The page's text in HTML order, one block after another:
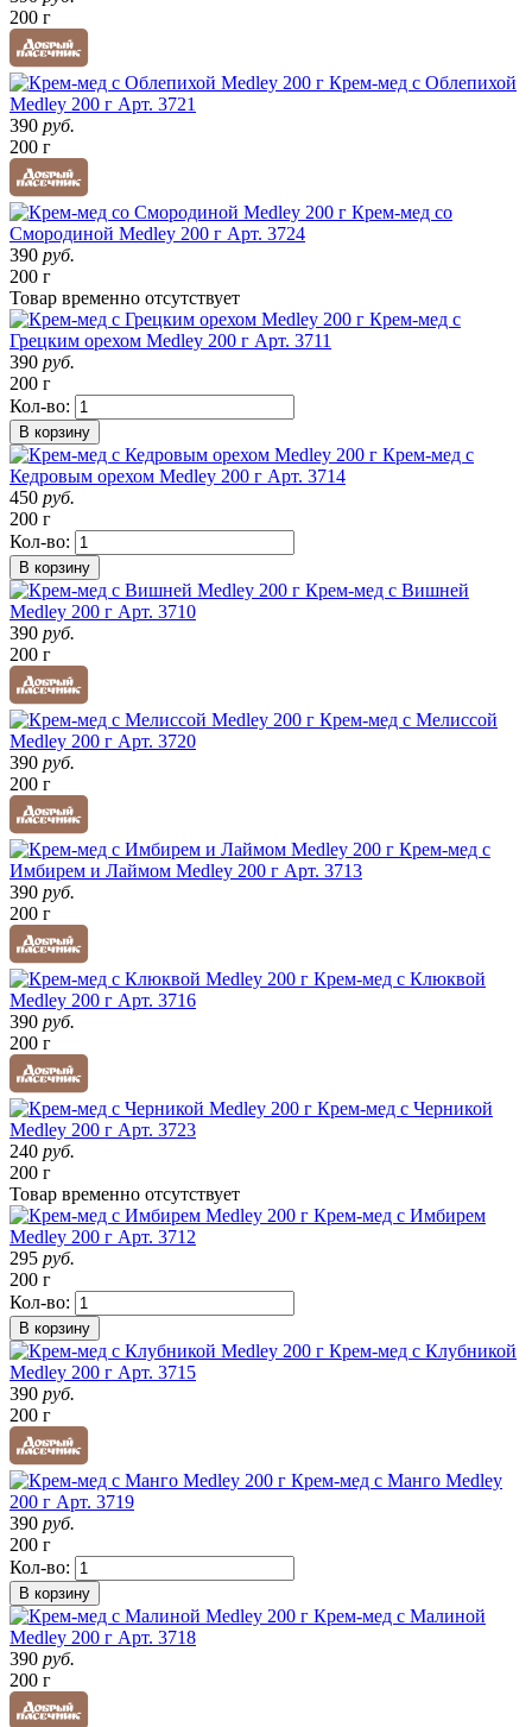
200 г
Крем-мед с Облепихой
Medley 200 г Арт. 3721
390 руб.
200 г
Крем-мед со
Смородиной Medley 200 г Арт. 3724
390 руб.
200 г
Товар временно отсутствует
Крем-мед с
Грецким орехом Medley 200 г Арт. 3711
390 руб.
200 г
Кол-во:
В корзину
Крем-мед с
Кедровым орехом Medley 200 г Арт. 3714
450 руб.
200 г
Кол-во:
В корзину
Крем-мед с Вишней
Medley 200 г Арт. 3710
390 руб.
200 г
Крем-мед с Мелиссой
Medley 200 г Арт. 3720
390 руб.
200 г
Крем-мед с
Имбирем и Лаймом Medley 200 г Арт. 3713
390 руб.
200 г
Крем-мед с Клюквой
Medley 200 г Арт. 3716
390 руб.
200 г
Крем-мед с Черникой
Medley 200 г Арт. 3723
240 руб.
200 г
Товар временно отсутствует
Крем-мед с Имбирем
Medley 200 г Арт. 3712
295 руб.
200 г
Кол-во:
В корзину
Крем-мед с Клубникой
Medley 200 г Арт. 3715
390 руб.
200 г
Крем-мед с Манго Medley
200 г Арт. 3719
390 руб.
200 г
Кол-во:
В корзину
Крем-мед с Малиной
Medley 200 г Арт. 3718
390 руб.
200 г